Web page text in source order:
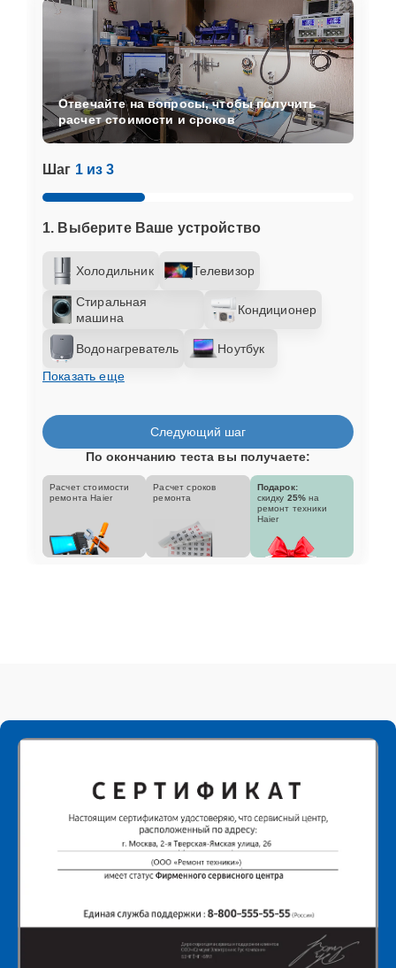
Шаг 1 из 3
1. Выберите Ваше устройство
Холодильник Телевизор
Стиральная
машина
Кондиционер
Водонагреватель
Ноутбук
Показать еще
Отвечайте на вопросы, чтобы получить
расчет стоимости и сроков
Следующий шаг
По окончанию теста вы получаете:
Расчет стоимости
ремонта Haier
Расчет сроков
ремонта
Подарок:
скидку 25% на
ремонт техники
Haier